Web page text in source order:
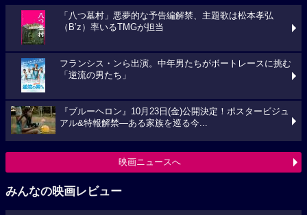
「八つ墓村」悪夢的な予告編解禁、主題歌は松本孝弘
（B’z）率いるTMGが担当
フランシス・ンら出演。中年男たちがボートレースに挑む
「逆流の男たち」
『ブルーヘロン』10月23日(金)公開決定！ポスタービジュ
アル&特報解禁―ある家族を巡る今...
映画ニュースへ
みんなの映画レビュー